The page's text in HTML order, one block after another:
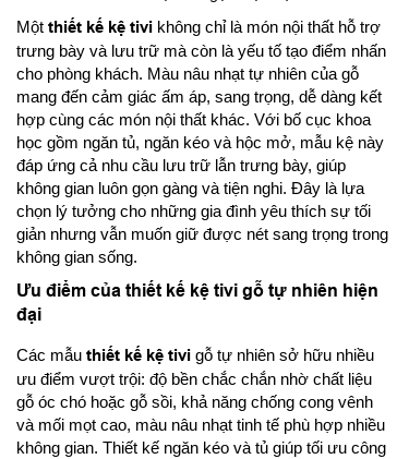
Một thiết kế kệ tivi không chỉ là món nội thất hỗ trợ
trưng bày và lưu trữ mà còn là yếu tố tạo điểm nhấn
cho phòng khách. Màu nâu nhạt tự nhiên của gỗ
mang đến cảm giác ấm áp, sang trọng, dễ dàng kết
hợp cùng các món nội thất khác. Với bố cục khoa
học gồm ngăn tủ, ngăn kéo và hộc mở, mẫu kệ này
đáp ứng cả nhu cầu lưu trữ lẫn trưng bày, giúp
không gian luôn gọn gàng và tiện nghi. Đây là lựa
chọn lý tưởng cho những gia đình yêu thích sự tối
giản nhưng vẫn muốn giữ được nét sang trọng trong
không gian sống.
Ưu điểm của thiết kế kệ tivi gỗ tự nhiên hiện
đại
Các mẫu thiết kế kệ tivi gỗ tự nhiên sở hữu nhiều
ưu điểm vượt trội: độ bền chắc chắn nhờ chất liệu
gỗ óc chó hoặc gỗ sồi, khả năng chống cong vênh
và mối mọt cao, màu nâu nhạt tinh tế phù hợp nhiều
không gian. Thiết kế ngăn kéo và tủ giúp tối ưu công